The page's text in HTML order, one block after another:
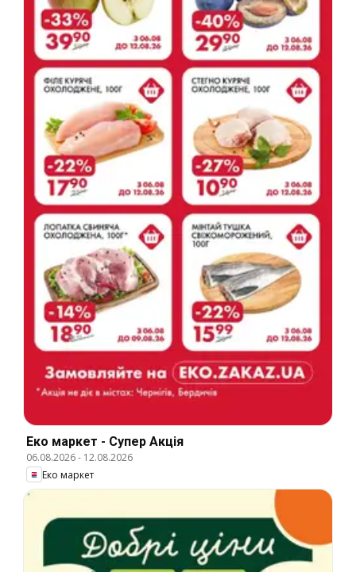
Еко маркет - Супер Акція
06.08.2026- 12.08.2026
Еко маркет